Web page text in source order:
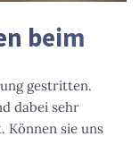
beim
gestritten.
dabei sehr
Können sie uns